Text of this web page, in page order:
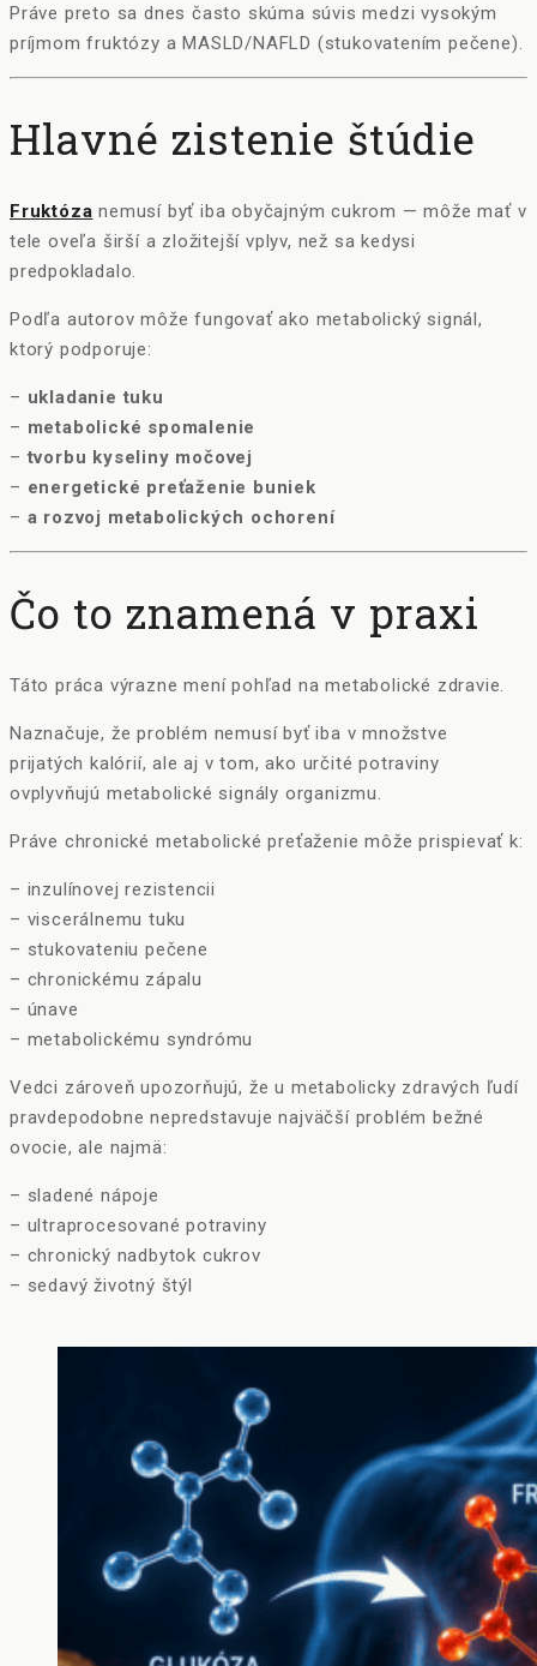
Práve preto sa dnes často skúma súvis medzi vysokým
príjmom fruktózy a MASLD/NAFLD (stukovatením pečene).
Hlavné zistenie štúdie
Fruktóza nemusí byť iba obyčajným cukrom — môže mať v
tele oveľa širší a zložitejší vplyv, než sa kedysi
predpokladalo.
Podľa autorov môže fungovať ako metabolický signál,
ktorý podporuje:
– ukladanie tuku
– metabolické spomalenie
– tvorbu kyseliny močovej
– energetické preťaženie buniek
– a rozvoj metabolických ochorení
Čo to znamená v praxi
Táto práca výrazne mení pohľad na metabolické zdravie.
Naznačuje, že problém nemusí byť iba v množstve
prijatých kalórií, ale aj v tom, ako určité potraviny
ovplyvňujú metabolické signály organizmu.
Práve chronické metabolické preťaženie môže prispievať k:
– inzulínovej rezistencii
– viscerálnemu tuku
– stukovateniu pečene
– chronickému zápalu
– únave
– metabolickému syndrómu
Vedci zároveň upozorňujú, že u metabolicky zdravých ľudí
pravdepodobne nepredstavuje najväčší problém bežné
ovocie, ale najmä:
– sladené nápoje
– ultraprocesované potraviny
– chronický nadbytok cukrov
– sedavý životný štýl